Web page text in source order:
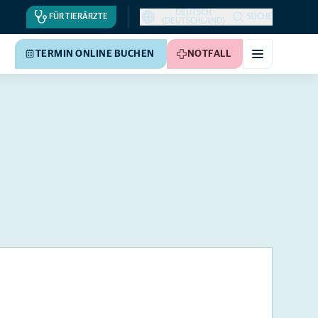
FÜR TIERÄRZTE
DEUTSCH
(DEUTSCHLAND)
SUCHE
TERMIN ONLINE BUCHEN NOTFALL